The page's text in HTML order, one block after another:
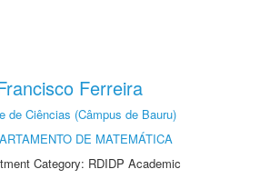
Ferreira
de Ciências (Câmpus de Bauru)
DE MATEMÁTICA
Category: RDIDP Academic